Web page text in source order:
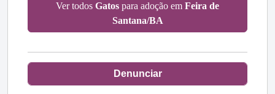
Ver todos Gatos para adoção em Feira de
Santana/BA
Denunciar